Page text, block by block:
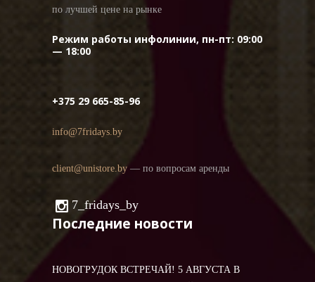
по лучшей цене на рынке
Режим работы инфолинии, пн-пт: 09:00
— 18:00
+375 29 665-85-96
info@7fridays.by
client@unistore.by — по вопросам аренды
7_fridays_by
Последние новости
НОВОГРУДОК ВСТРЕЧАЙ! 5 АВГУСТА В